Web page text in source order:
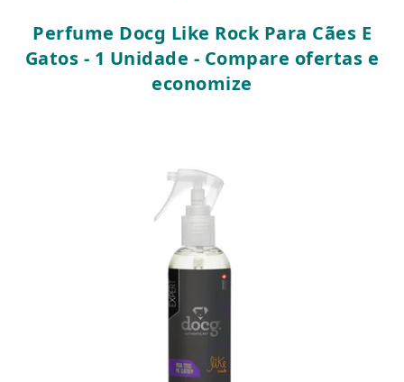
Perfume Docg Like Rock Para Cães E
Gatos - 1 Unidade - Compare ofertas e
economize